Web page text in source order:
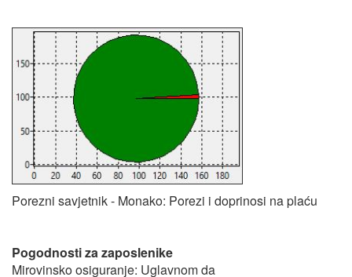
Porezni savjetnik - Monako: Porezi i doprinosi na plaću
Pogodnosti za zaposlenike
Mirovinsko osiguranje: Uglavnom da